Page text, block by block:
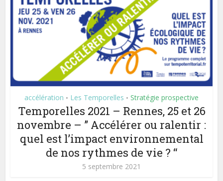
accélération • Les Temporelles • Stratégie prospective
Temporelles 2021 – Rennes, 25 et 26
novembre – ” Accélérer ou ralentir :
quel est l’impact environnemental
de nos rythmes de vie ? “
5 septembre 2021